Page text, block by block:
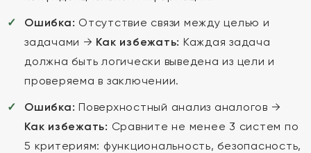
Ошибка: Отсутствие связи между целью и
задачами → Как избежать: Каждая задача
должна быть логически выведена из цели и
проверяема в заключении.
Ошибка: Поверхностный анализ аналогов →
Как избежать: Сравните не менее 3 систем по
5 критериям: функциональность, безопасность,